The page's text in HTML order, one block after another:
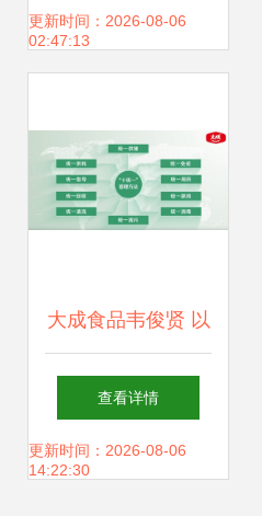
市政协委员、济南
记、董事长王宏勇
奋战一线，勇作“最
务
更新时间：2026-08-06
02:47:13
大成食品韦俊贤 以
高质量发展为引
领，筑牢产品品质
查看详情
更新时间：2026-08-06
14:22:30